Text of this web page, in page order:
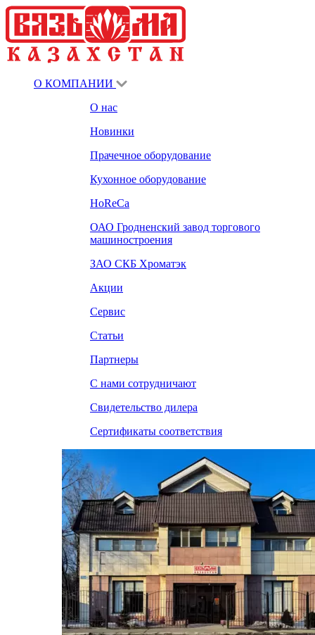
О КОМПАНИИ
О нас
Новинки
Прачечное оборудование
Кухонное оборудование
HoReCa
ОАО Гродненский завод торгового
машиностроения
ЗАО СКБ Хроматэк
Акции
Сервис
Статьи
Партнеры
С нами сотрудничают
Свидетельство дилера
Сертификаты соответствия